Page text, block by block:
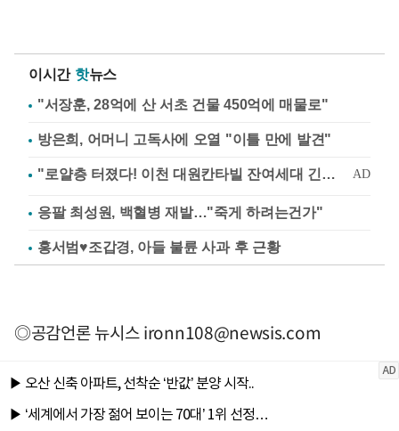
이시간 핫뉴스
"서장훈, 28억에 산 서초 건물 450억에 매물로"
방은희, 어머니 고독사에 오열 "이틀 만에 발견"
응팔 최성원, 백혈병 재발…"죽게 하려는건가"
홍서범♥조갑경, 아들 불륜 사과 후 근황
◎공감언론 뉴시스ironn108@newsis.com